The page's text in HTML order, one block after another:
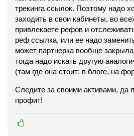
трекинга ссылок. Поэтому надо
заходить в свои кабинеты, во
привлекаете рефов и
реф ссылка, или ее надо
может партнерка вообще
тогда надо искать другую
(там где она стоит: в блоге, на
Следите за своими активами, да
профит!